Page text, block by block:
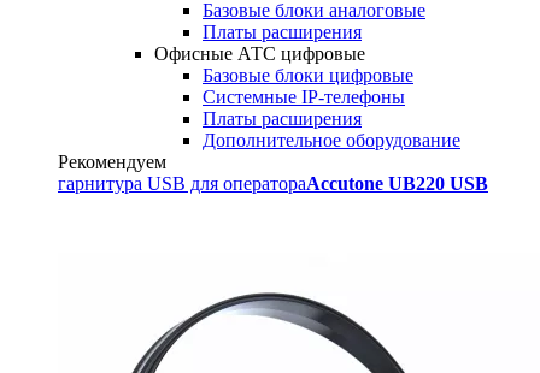
Базовые блоки аналоговые
Платы расширения
Офисные АТС цифровые
Базовые блоки цифровые
Системные IP-телефоны
Платы расширения
Дополнительное оборудование
Рекомендуем
гарнитура USB для оператораAccutone UB220 USB